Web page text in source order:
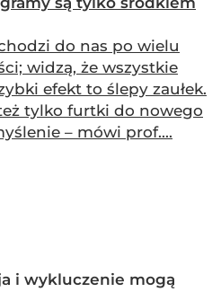
do nas po wielu
widzą, że wszystkie
efekt to ślepy zaułek.
tylko furtki do nowego
– mówi prof....
i wykluczenie mogą